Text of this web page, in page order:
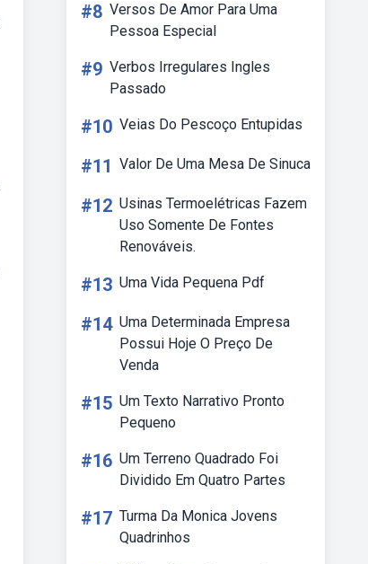
#8 Versos De Amor Para Uma
Pessoa Especial
#9 Verbos Irregulares Ingles
Passado
#10 Veias Do Pescoço Entupidas
#11 Valor De Uma Mesa De Sinuca
#12 Usinas Termoelétricas Fazem
Uso Somente De Fontes
Renováveis.
#13 Uma Vida Pequena Pdf
#14 Uma Determinada Empresa
Possui Hoje O Preço De
Venda
#15 Um Texto Narrativo Pronto
Pequeno
#16 Um Terreno Quadrado Foi
Dividido Em Quatro Partes
#17 Turma Da Monica Jovens
Quadrinhos